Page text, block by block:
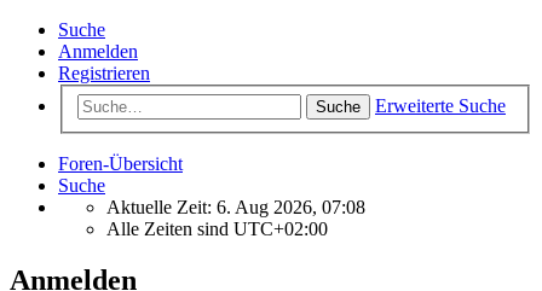
Suche
Anmelden
Registrieren
Suche Erweiterte Suche
Foren-Übersicht
Suche
Aktuelle Zeit: 6. Aug 2026, 07:08
Alle Zeiten sind UTC+02:00
Anmelden